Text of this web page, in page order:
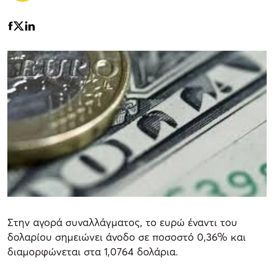
Στην αγορά συναλλάγματος, το ευρώ έναντι του
δολαρίου σημειώνει άνοδο σε ποσοστό 0,36% και
διαμορφώνεται στα 1,0764 δολάρια.